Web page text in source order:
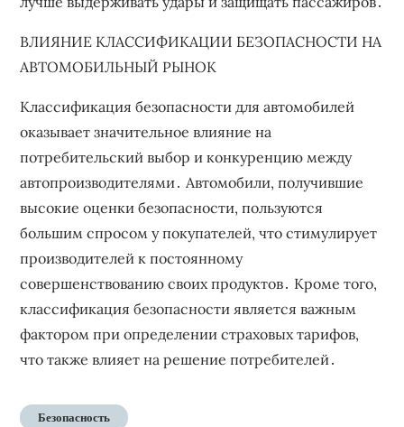
ВЛИЯНИЕ КЛАССИФИКАЦИИ БЕЗОПАСНОСТИ НА
АВТОМОБИЛЬНЫЙ РЫНОК
Классификация безопасности для автомобилей
оказывает значительное влияние на
потребительский выбор и конкуренцию между
автопроизводителями․ Автомобили, получившие
высокие оценки безопасности, пользуются
большим спросом у покупателей, что стимулирует
производителей к постоянному
совершенствованию своих продуктов․ Кроме того,
классификация безопасности является важным
фактором при определении страховых тарифов,
что также влияет на решение потребителей․
Безопасность